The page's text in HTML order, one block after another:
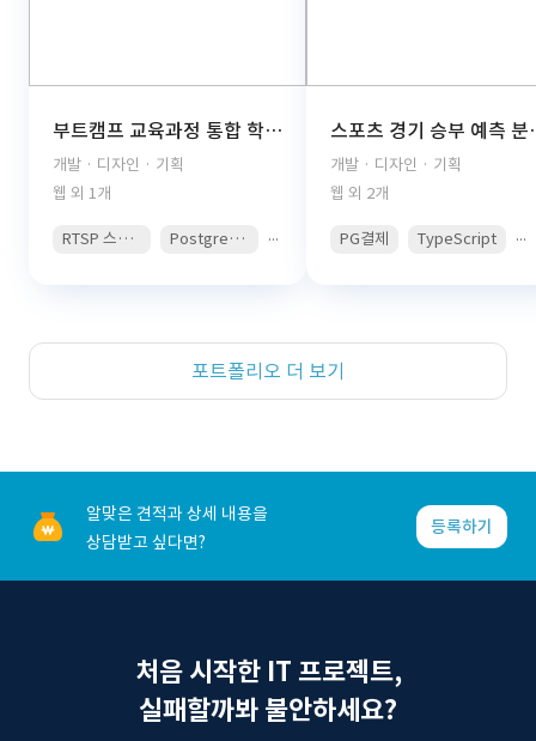
부트캠프 교육과정 통합 학습관리 플랫폼(React, TypeScript, FastAPI, PostgreSQL, AWS S3, JWT Auth, PDF Viewer)
개발 · 디자인 · 기획
웹 외 1개
RTSP 스트리밍 PostgreSQL ...
스포츠 경기 승부 예
개발 · 디자인 · 기획
웹 외 2개
PG결제 TypeScript ...
포트폴리오 더 보기
알맞은 견적과 상세 내용을
상담받고 싶다면?
등록하기
처음 시작한 IT 프로젝트,
실패할까봐 불안하세요?